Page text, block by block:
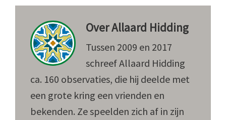
OverAllaard Hidding
Tussen 2009 en 2017
schreef Allaard Hidding
ca. 160 observaties, die hij deelde met
een grote kring een vrienden en
bekenden. Ze speelden zich af in zijn